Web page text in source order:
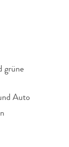
grüne
Auto